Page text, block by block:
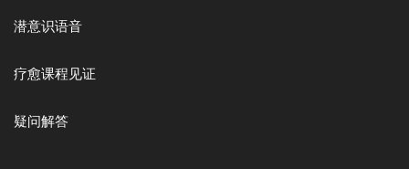
潜意识语音
疗愈课程见证
疑问解答